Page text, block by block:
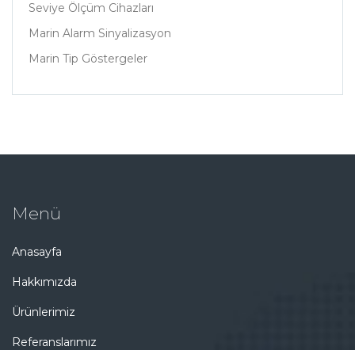
Seviye Ölçüm Cihazları
Marin Alarm Sinyalizasyon
Marin Tip Göstergeler
Menü
Anasayfa
Hakkımızda
Ürünlerimiz
Referanslarımız